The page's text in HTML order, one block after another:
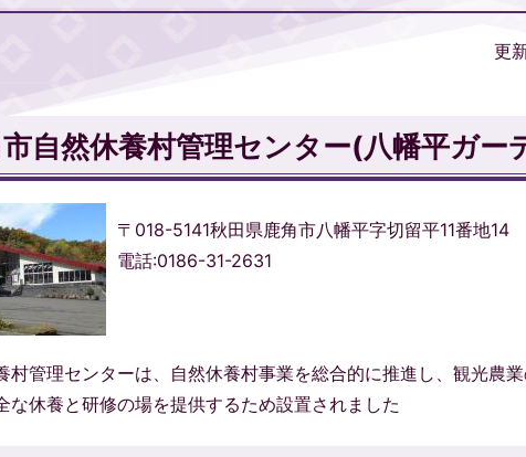
更
自然休養村管理センター(八幡平ガー
〒018-5141秋田県鹿角市八幡平字切留平11番地14
電話:0186-31-2631
村管理センターは、自然休養村事業を総合的に推進し、観光農
な休養と研修の場を提供するため設置されました